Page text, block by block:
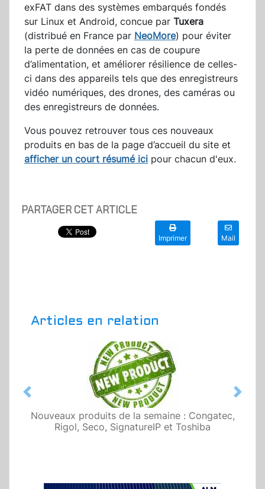
exFAT dans des systèmes embarqués fondés
sur Linux et Android, concue par Tuxera
(distribué en France par NeoMore) pour éviter
la perte de données en cas de coupure
d’alimentation, et améliorer résilience de celles-
ci dans des appareils tels que des enregistreurs
vidéo numériques, des drones, des caméras ou
des enregistreurs de données.
Vous pouvez retrouver tous ces nouveaux
produits en bas de la page d’accueil du site et
afficher un court résumé ici pour chacun d'eux.
PARTAGER CET ARTICLE
Imprimer Mail
Articles en relation
Nouveaux produits de la semaine : Congatec,
Rigol, Seco, SignatureIP et Toshiba
Previous Next